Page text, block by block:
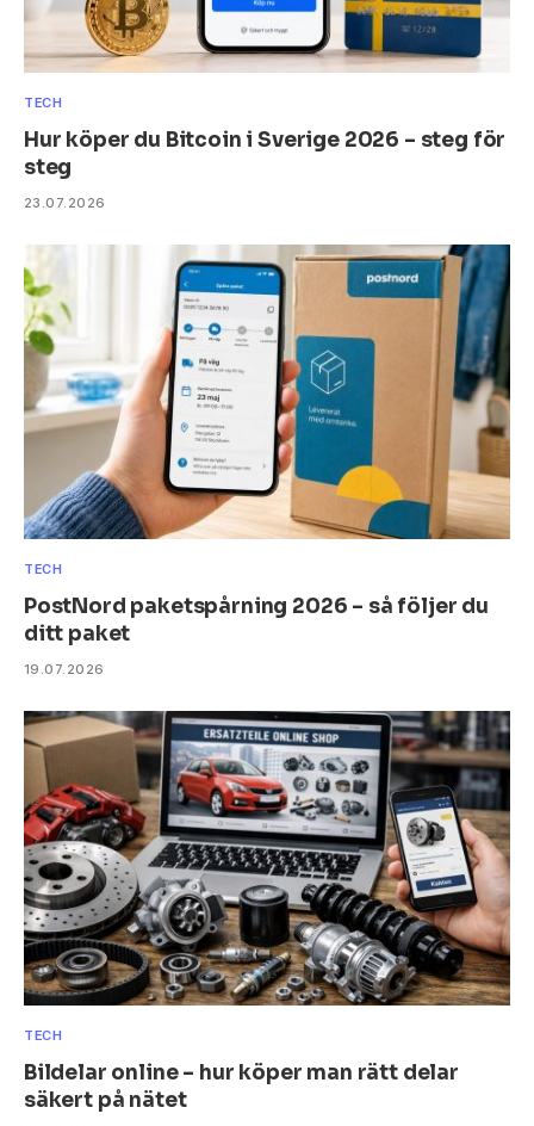
TECH
Hur köper du Bitcoin i Sverige 2026 – steg för
steg
23.07.2026
TECH
PostNord paketspårning 2026 – så följer du
ditt paket
19.07.2026
TECH
Bildelar online – hur köper man rätt delar
säkert på nätet